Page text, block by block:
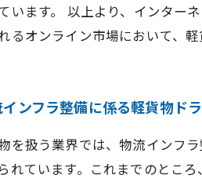
います。 以上より、インター
るオンライン市場において、
ンフラ整備に係る軽貨物ド
を扱う業界では、物流インフ
れています。これまでのとこ